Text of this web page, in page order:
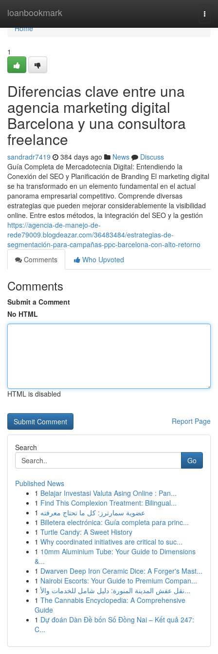
loanbookmark
Home
Home
1
Diferencias clave entre una
agencia marketing digital
Barcelona y una consultora
freelance
sandradr7419 384 days ago News
Discuss
Guía Completa de Mercadotecnia Digital: Entendiendo la
Conexión del SEO y Planificación de Branding El marketing digital
se ha transformado en un elemento fundamental en el actual
panorama empresarial competitivo. Comprende diversas
estrategias que pueden mejorar considerablemente la visibilidad
online. Entre estos métodos, la integración del SEO y la gestión
https://agencia-de-manejo-de-
rede79009.blogdeazar.com/36483484/estrategias-de-
segmentación-para-campañas-ppc-barcelona-con-alto-retorno
Comments
Who Upvoted
Comments
Submit a Comment
No HTML
HTML is disabled
Report Page
Search
Go
Published News
1 Belajar Investasi Valuta Asing Online : Pan...
1 Find This Complexion Treatment: Bilingual...
1 عضوية سمارترز: كل ما تحتاج معرفته
1 Billetera electrónica: Guía completa para princ...
1 Turtle Candy: A Sweet History
1 Why coordinated initiatives are critical to suc...
1 10mm Aluminium Tube: Your Guide to Dimensions
&...
1 Dwarven Deep Iron Ceramic Dice: A Forger's Mast...
1 Nairobi Escorts: Your Guide to Premium Compan...
1
نقل عفش المدينة المنورة: دليل شامل للخدمات والأ...
1 The Cannabis Encyclopedia: A Comprehensive
Guide
1 Dự đoán Dàn Đề bốn Số Đồng Nai – Kết quả 247:
C...